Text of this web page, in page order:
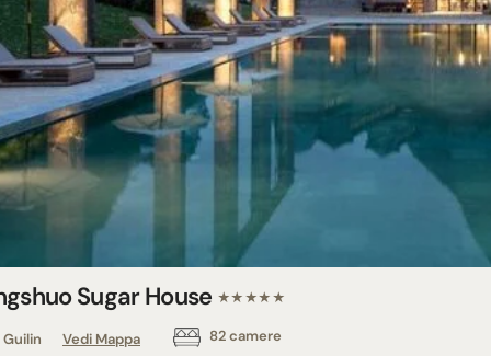
Sugar House ★★★★★
Guilin Vedi Mappa
82 camere